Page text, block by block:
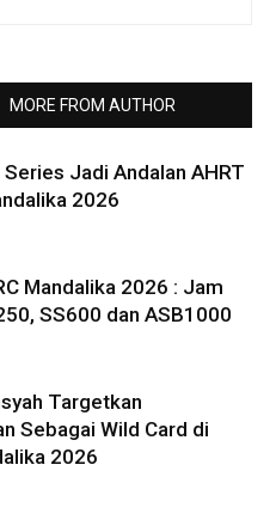
MORE FROM AUTHOR
Series Jadi Andalan AHRT
2026
Mandalika 2026 : Jam
SS600 dan ASB1000
Targetkan
Sebagai Wild Card di
2026